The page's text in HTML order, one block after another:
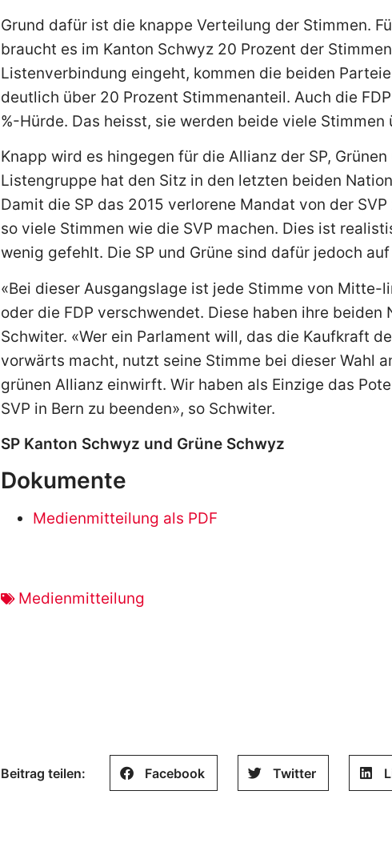
Grund dafür ist die knappe Verteilung der Stimmen.
braucht es im Kanton Schwyz 20 Prozent der
Listenverbindung eingeht, kommen die beiden
deutlich über 20 Prozent Stimmenanteil. Auch die
%-Hürde. Das heisst, sie werden beide viele Stimmen
Knapp wird es hingegen für die Allianz der SP,
Listengruppe hat den Sitz in den letzten beiden
Damit die SP das 2015 verlorene Mandat von der
so viele Stimmen wie die SVP machen. Dies ist
wenig gefehlt. Die SP und Grüne sind dafür jedoch
«Bei dieser Ausgangslage ist jede Stimme von Mitte-
oder die FDP verschwendet. Diese haben ihre
Schwiter. «Wer ein Parlament will, das die Kaufkraft
vorwärts macht, nutzt seine Stimme bei dieser Wahl
grünen Allianz einwirft. Wir haben als Einzige das
SVP in Bern zu beenden», so Schwiter.
SP Kanton Schwyz und Grüne Schwyz
Dokumente
Medienmitteilung als PDF
Medienmitteilung
Beitrag teilen: Facebook Twitter